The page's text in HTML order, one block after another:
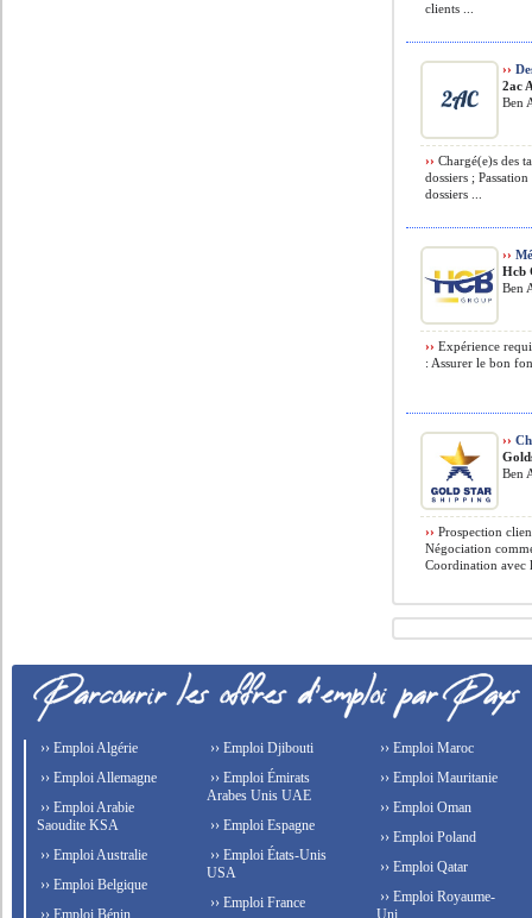
clients ...
››
2ac
Ben
›› Chargé(e)s des
dossiers ;
dossiers ...
››
Hcb
Ben
›› Expérience
: Assurer le bon
››
Ben
›› Prospection
Négociation
Coordination avec
›› Emploi Algérie
›› Emploi Allemagne
›› Emploi Arabie
Saoudite KSA
›› Emploi Australie
›› Emploi Belgique
›› Emploi Bénin
›› Emploi Djibouti
›› Emploi Émirats
Arabes Unis UAE
›› Emploi Espagne
›› Emploi États-Unis
USA
›› Emploi France
›› Emploi Maroc
›› Emploi Mauritanie
›› Emploi Oman
›› Emploi Poland
›› Emploi Qatar
›› Emploi Royaume-
Uni